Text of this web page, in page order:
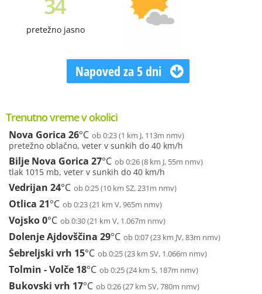
34
pretežno jasno
Napoved za 5 dni
Trenutno vreme v okolici
Nova Gorica 26°C ob 0:23 (1 km J, 113m nmv)
pretežno oblačno, veter v sunkih do 40 km/h
Bilje Nova Gorica 27°C ob 0:26 (8 km J, 55m nmv)
tlak 1015 mb, veter v sunkih do 40 km/h
Vedrijan 24°C ob 0:25 (10 km SZ, 231m nmv)
Otlica 21°C ob 0:23 (21 km V, 965m nmv)
Vojsko0°C ob 0:30 (21 km V, 1.067m nmv)
Dolenje Ajdovščina 29°C ob 0:07 (23 km JV, 83m nmv)
Šebreljski vrh 15°C ob 0:25 (23 km SV, 1.066m nmv)
Tolmin - Volče 18°C ob 0:25 (24 km S, 187m nmv)
Bukovski vrh 17°C ob 0:26 (27 km SV, 780m nmv)